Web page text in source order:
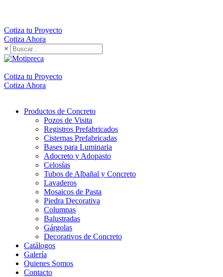
Cotiza tu Proyecto
Cotiza Ahora
×
Cotiza tu Proyecto
Cotiza Ahora
Productos de Concreto
Pozos de Visita
Registros Prefabricados
Cisternas Prefabricadas
Bases para Luminaria
Adocreto y Adopasto
Celosías
Tubos de Albañal y Concreto
Lavaderos
Mosaicos de Pasta
Piedra Decorativa
Columnas
Balustradas
Gárgolas
Decorativos de Concreto
Catálogos
Galería
Quienes Somos
Contacto